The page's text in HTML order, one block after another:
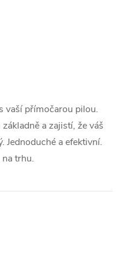
vaší přímočarou pilou.
a zajistí, že váš
Jednoduché a efektivní.
trhu.